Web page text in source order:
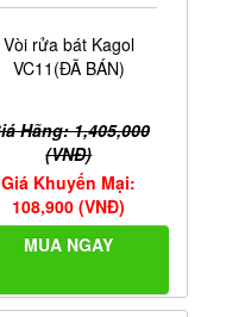
Vòi rửa bát Kagol
VC11(ĐÃ BÁN)
Hãng: 1,405,000
(VNĐ)
Giá Khuyến Mại:
108,900 (VNĐ)
MUA NGAY